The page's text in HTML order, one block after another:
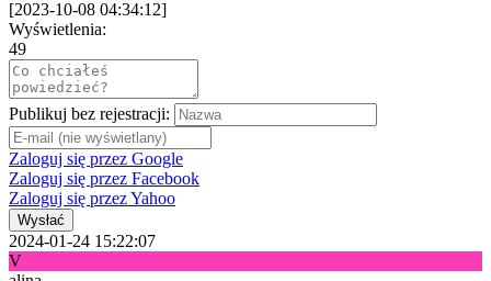
[2023-10-08 04:34:12]
Wyświetlenia:
49
Publikuj bez rejestracji:
Zaloguj się przez Google
Zaloguj się przez Facebook
Zaloguj się przez Yahoo
Wysłać
2024-01-24 15:22:07
V